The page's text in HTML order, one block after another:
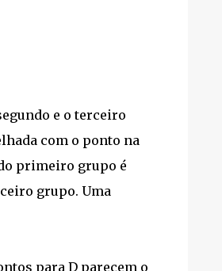
e o terceiro
com o ponto na
primeiro grupo é
grupo. Uma
para D parecem o